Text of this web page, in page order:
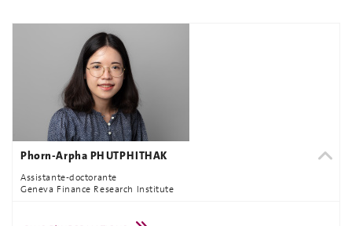
Phorn-Arpha PHUTPHITHAK
Assistante-doctorante
Geneva Finance Research Institute